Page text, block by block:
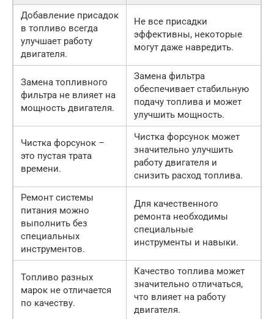
Добавление присадок
в топливо всегда
улучшает работу
двигателя.
Не все присадки
эффективны, некоторые
могут даже навредить.
Замена топливного
фильтра не влияет на
мощность двигателя.
Замена фильтра
обеспечивает стабильную
подачу топлива и может
улучшить мощность.
Чистка форсунок –
это пустая трата
времени.
Чистка форсунок может
значительно улучшить
работу двигателя и
снизить расход топлива.
Ремонт системы
питания можно
выполнить без
специальных
инструментов.
Для качественного
ремонта необходимы
специальные
инструменты и навыки.
Топливо разных
марок не отличается
по качеству.
Качество топлива может
значительно отличаться,
что влияет на работу
двигателя.